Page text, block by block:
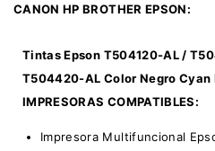
CANON HP BROTHER EPSON:
Tintas Epson T504120-AL /
T504420-AL Color Negro
IMPRESORAS COMPATIBLES:
Impresora Multifuncional